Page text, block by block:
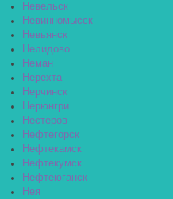
Невельск
Невинномысск
Невьянск
Нелидово
Неман
Нерехта
Нерчинск
Нерюнгри
Нестеров
Нефтегорск
Нефтекамск
Нефтекумск
Нефтеюганск
Нея